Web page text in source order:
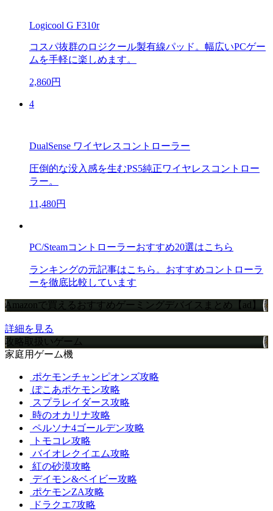
Logicool G F310r
コスパ抜群のロジクール製有線パッド。幅広いPCゲー
ムを手軽に楽しめます。
2,860円
4
DualSense ワイヤレスコントローラー
圧倒的な没入感を生むPS5純正ワイヤレスコントロー
ラー。
11,480円
PC/Steamコントローラーおすすめ20選はこちら
ランキングの元記事はこちら。おすすめコントローラ
ーを徹底比較しています
Amazonで買えるおすすめゲーミングデバイスまとめ【ad】
詳細を見る
攻略取扱いゲーム
家庭用ゲーム機
ポケモンチャンピオンズ攻略
ぽこあポケモン攻略
スプラレイダース攻略
時のオカリナ攻略
ペルソナ4ゴールデン攻略
トモコレ攻略
バイオレクイエム攻略
紅の砂漠攻略
デイモン&ベイビー攻略
ポケモンZA攻略
ドラクエ7攻略